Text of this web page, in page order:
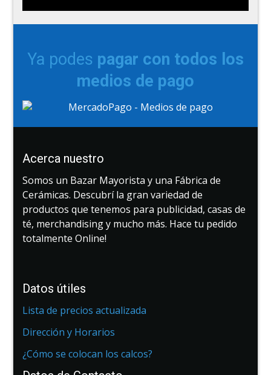
Ya podes pagar con todos los
medios de pago
Acerca nuestro
Somos un Bazar Mayorista y una Fábrica de
Cerámicas. Descubrí la gran variedad de
productos que tenemos para publicidad, casas de
té, merchandising y mucho más. Hace tu pedido
totalmente Online!
Datos útiles
Lista de precios actualizada
Dirección y Horarios
¿Cómo se colocan los calcos?